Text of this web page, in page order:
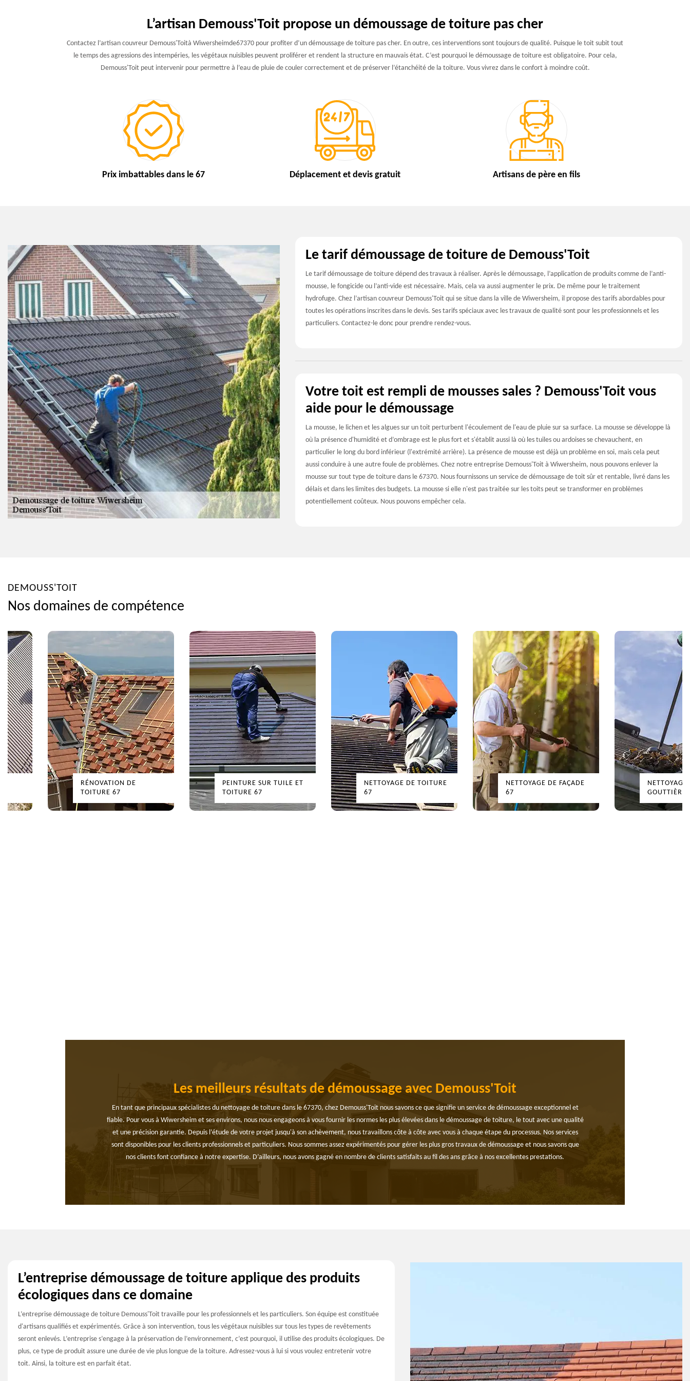
L’artisan Demouss'Toit propose un démoussage de toiture pas cher
Contactez l’artisan couvreur Demouss'Toità Wiwersheimde67370 pour profiter d’un démoussage de toiture pas cher. En outre, ces interventions sont toujours de qualité. Puisque le toit subit tout
le temps des agressions des intempéries, les végétaux nuisibles peuvent proliférer et rendent la structure en mauvais état. C’est pourquoi le démoussage de toiture est obligatoire. Pour cela,
Demouss'Toit peut intervenir pour permettre à l’eau de pluie de couler correctement et de préserver l’étanchéité de la toiture. Vous vivrez dans le confort à moindre coût.
Prix imbattables dans le 67 Déplacement et devis gratuit Artisans de père en fils
Le tarif démoussage de toiture de Demouss'Toit
Le tarif démoussage de toiture dépend des travaux à réaliser. Après le démoussage, l’application de produits comme de l’anti-
mousse, le fongicide ou l’anti-vide est nécessaire. Mais, cela va aussi augmenter le prix. De même pour le traitement
hydrofuge. Chez l’artisan couvreur Demouss'Toit qui se situe dans la ville de Wiwersheim, il propose des tarifs abordables pour
toutes les opérations inscrites dans le devis. Ses tarifs spéciaux avec les travaux de qualité sont pour les professionnels et les
particuliers. Contactez-le donc pour prendre rendez-vous.
Votre toit est rempli de mousses sales ? Demouss'Toit vous
aide pour le démoussage
La mousse, le lichen et les algues sur un toit perturbent l'écoulement de l'eau de pluie sur sa surface. La mousse se développe là
où la présence d'humidité et d’ombrage est le plus fort et s'établit aussi là où les tuiles ou ardoises se chevauchent, en
particulier le long du bord inférieur (l'extrémité arrière). La présence de mousse est déjà un problème en soi, mais cela peut
aussi conduire à une autre foule de problèmes. Chez notre entreprise Demouss'Toit à Wiwersheim, nous pouvons enlever la
mousse sur tout type de toiture dans le 67370. Nous fournissons un service de démoussage de toit sûr et rentable, livré dans les
délais et dans les limites des budgets. La mousse si elle n'est pas traitée sur les toits peut se transformer en problèmes
potentiellement coûteux. Nous pouvons empêcher cela.
DEMOUSS'TOIT
Nos domaines de compétence
RÉNOVATION DE
TOITURE 67
PEINTURE SUR TUILE ET
TOITURE 67
NETTOYAGE DE TOITURE
67
NETTOYAGE DE FAÇADE
67
NETTOYAGE
Les meilleurs résultats de démoussage avec Demouss'Toit
En tant que principaux spécialistes du nettoyage de toiture dans le 67370, chez Demouss'Toit nous savons ce que signifie un service de démoussage exceptionnel et
fiable. Pour vous à Wiwersheim et ses environs, nous nous engageons à vous fournir les normes les plus élevées dans le démoussage de toiture, le tout avec une qualité
et une précision garantie. Depuis l’étude de votre projet jusqu'à son achèvement, nous travaillons côte à côte avec vous à chaque étape du processus. Nos services
sont disponibles pour les clients professionnels et particuliers. Nous sommes assez expérimentés pour gérer les plus gros travaux de démoussage et nous savons que
nos clients font confiance à notre expertise. D’ailleurs, nous avons gagné en nombre de clients satisfaits au fil des ans grâce à nos excellentes prestations.
L’entreprise démoussage de toiture applique des produits
écologiques dans ce domaine
L’entreprise démoussage de toiture Demouss'Toit travaille pour les professionnels et les particuliers. Son équipe est constituée
d'artisans qualifiés et expérimentés. Grâce à son intervention, tous les végétaux nuisibles sur tous les types de revêtements
seront enlevés. L’entreprise s’engage à la préservation de l’environnement, c’est pourquoi, il utilise des produits écologiques. De
plus, ce type de produit assure une durée de vie plus longue de la toiture. Adressez-vous à lui si vous voulez entretenir votre
toit. Ainsi, la toiture est en parfait état.